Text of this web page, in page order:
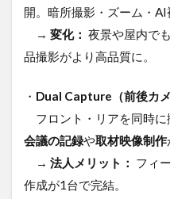
開。暗所撮影・ズーム・AI
→ 変化： 夜景や屋内で
品撮影がより高品質に。
・ Dual Capture（前後カ
フロント・リアを同時に
会議の記録や取材映像制作
→ 法人メリット： フィ
作成が1台で完結。